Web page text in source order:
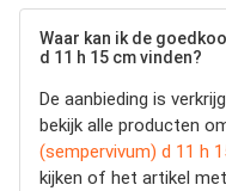
Waar kan ik de
d 11 h 15 cm vinden?
De aanbieding is
bekijk alle producten
(sempervivum) d 11 h
kijken of het artikel